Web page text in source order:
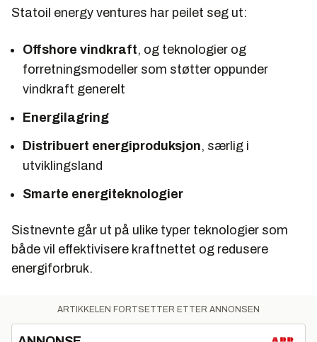
Statoil energy ventures har peilet seg ut:
Offshore vindkraft, og teknologier og
forretningsmodeller som støtter oppunder
vindkraft generelt
Energilagring
Distribuert energiproduksjon, særlig i
utviklingsland
Smarte energiteknologier
Sistnevnte går ut på ulike typer teknologier som
både vil effektivisere kraftnettet og redusere
energiforbruk.
ARTIKKELEN FORTSETTER ETTER ANNONSEN